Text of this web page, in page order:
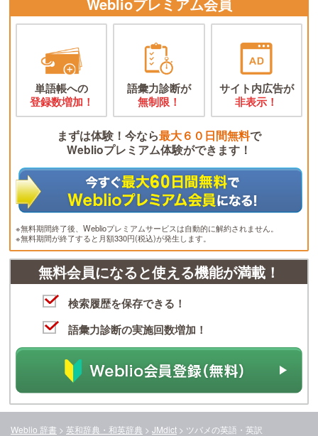
単語帳への
登録数増加！
語彙力診断が
無制限！
サイト内広告が
非表示！
まずは体験！今なら最大６０日間無料で
Weblioプレミアム体験ができます！
※無料期間終了後、Weblioプレミアムサービスは自動的に解約されません。
※無料期間が終了すると月額330円(税込)が発生します。
無料会員になると使える機能が満載！
検索履歴を保存できる！
語彙力診断の実施回数増加！
Weblio 辞書 > 英和辞典・和英辞典 > JMdict > ツバメの英語・英訳